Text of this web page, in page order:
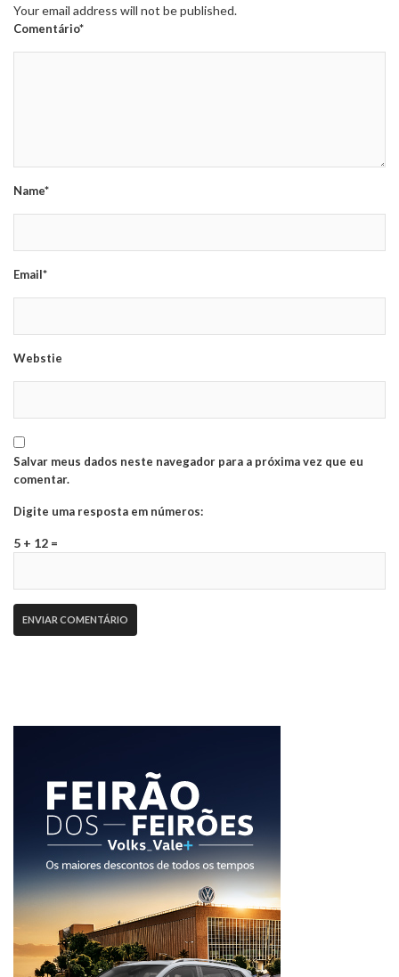
Your email address will not be published.
Comentário*
Name*
Email*
Webstie
Salvar meus dados neste navegador para a próxima vez que eu
comentar.
Digite uma resposta em números:
5 + 12 =